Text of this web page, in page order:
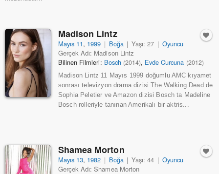
Madison Lintz
Mayıs 11, 1999 | Boğa | Yaşı: 27 | Oyuncu
Gerçek Adı: Madison Lintz
Bilinen Filmleri: Bosch (2014), Evde Curcuna (2012)
Madison Lintz 11 Mayıs 1999 doğumlu AMC kıyamet
sonrası televizyon drama dizisi The Walking Dead de
Sophia Peletier ve Amazon dizisi Bosch ta Madeline
Bosch rolleriyle tanınan Amerikalı bir aktris...
Shamea Morton
Mayıs 13, 1982 | Boğa | Yaşı: 44 | Oyuncu
Gerçek Adı: Shamea Morton